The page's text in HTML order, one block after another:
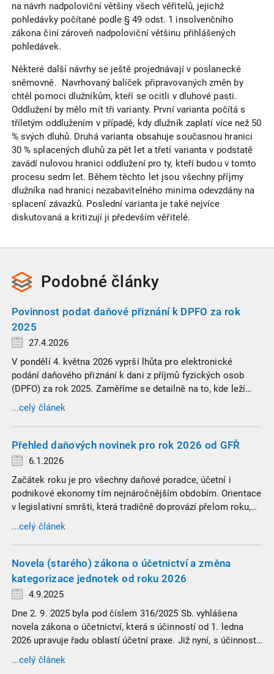
na návrh nadpoloviční většiny všech věřitelů, jejichž
pohledávky počítané podle § 49 odst. 1 insolvenčního
zákona činí zároveň nadpoloviční většinu přihlášených
pohledávek.
Některé další návrhy se ještě projednávají v poslanecké
sněmovně. Navrhovaný balíček připravovaných změn by
chtěl pomoci dlužníkům, kteří se ocitli v dluhové pasti.
Oddlužení by mělo mít tři varianty. První varianta počítá s
tříletým oddlužením v případě, kdy dlužník zaplatí více než 50
% svých dluhů. Druhá varianta obsahuje současnou hranici
30 % splacených dluhů za pět let a třetí varianta v podstatě
zavádí nulovou hranici oddlužení pro ty, kteří budou v tomto
procesu sedm let. Během těchto let jsou všechny příjmy
dlužníka nad hranici nezabavitelného minima odevzdány na
splacení závazků. Poslední varianta je také nejvíce
diskutovaná a kritizují ji především věřitelé.
Podobné články
Povinnost podat daňové přiznání k DPFO za rok
2025
27.4.2026
V pondělí 4. května 2026 vyprší lhůta pro elektronické
podání daňového přiznání k dani z příjmů fyzických osob
(DPFO) za rok 2025. Zaměříme se detailně na to, kde leží
hranice povinnosti přiznání podat, jaké jsou nejčastější
chytáky v soubězích příjmů a na co si dát v roce 2026
...celý článek
Přehled daňových novinek pro rok 2026 od GFŘ
6.1.2026
Začátek roku je pro všechny daňové poradce, účetní i
podnikové ekonomy tím nejnáročnějším obdobím. Orientace
v legislativní smršti, která tradičně doprovází přelom roku,
vyžaduje nastudovat všechny novely a doprovodné
informace. Generální finanční ředitelství (GFŘ) zveřejnilo
žádného daňového profesionála.
...celý článek
Novela (starého) zákona o účetnictví a změna
kategorizace jednotek od roku 2026
4.9.2025
Dne 2. 9. 2025 byla pod číslem 316/2025 Sb. vyhlášena
novela zákona o účetnictví, která s účinností od 1. ledna
2026 upravuje řadu oblastí účetní praxe. Již nyní, s účinností
od 3. září 2025, platí nová, zvýšená kritéria pro zařazení firem
do velikostních a použijí se zpětně již pro účetní období
...celý článek